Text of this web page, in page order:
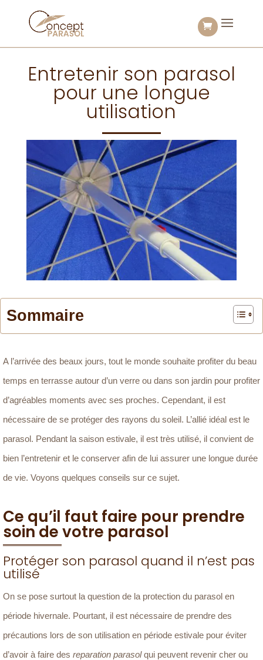
Entretenir son parasol
pour une longue
utilisation
Sommaire
A l’arrivée des beaux jours, tout le monde souhaite profiter du beau
temps en terrasse autour d’un verre ou dans son jardin pour profiter
d’agréables moments avec ses proches. Cependant, il est
nécessaire de se protéger des rayons du soleil. L’allié idéal est le
parasol. Pendant la saison estivale, il est très utilisé, il convient de
bien l’entretenir et le conserver afin de lui assurer une longue durée
de vie. Voyons quelques conseils sur ce sujet.
Ce qu’il faut faire pour prendre
soin de votre parasol
Protéger son parasol quand il n’est pas
utilisé
On se pose surtout la question de la protection du parasol en
période hivernale. Pourtant, il est nécessaire de prendre des
précautions lors de son utilisation en période estivale pour éviter
d’avoir à faire des reparation parasolqui peuvent revenir cher ou